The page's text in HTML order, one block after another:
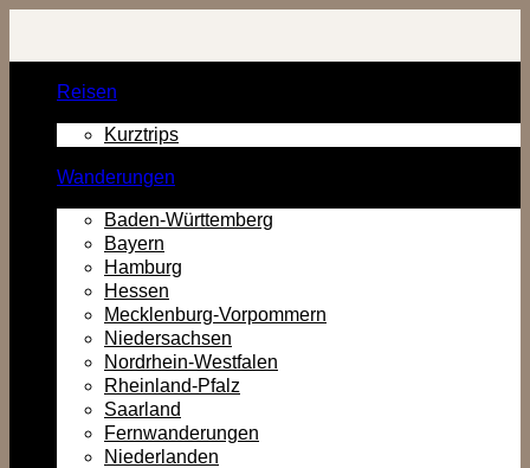
Inhalt
Reisen
Kurztrips
Wanderungen
Baden-Württemberg
Bayern
Hamburg
Hessen
Mecklenburg-Vorpommern
Niedersachsen
Nordrhein-Westfalen
Rheinland-Pfalz
Saarland
Fernwanderungen
Niederlanden